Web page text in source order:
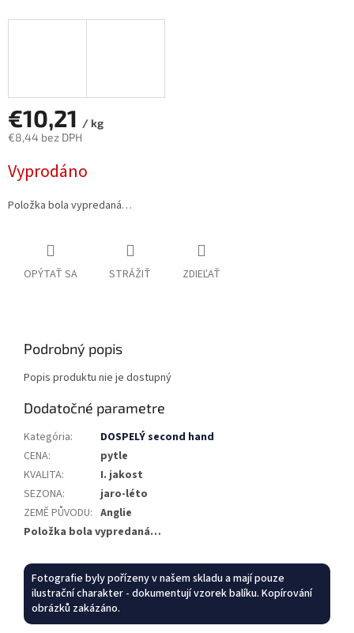
€10,21 / kg
€8,44 bez DPH
cena:
Vyprodáno
Položka bola vypredaná…
OPÝTAŤ SA STRÁŽIŤ ZDIEĽAŤ
Podrobný popis
Popis produktu nie je dostupný
Dodatočné parametre
Kategória:
DOSPELÝ second hand
CENA:
pytle
KVALITA:
I. jakost
SEZONA:
jaro-léto
ZEMĚ PŮVODU: Anglie
Položka bola vypredaná…
Fotografie byly pořízeny v našem skladu a mají pouze
ilustrační charakter - dokumentují vzorek balíku. Kopírování
obrázků zakázáno.